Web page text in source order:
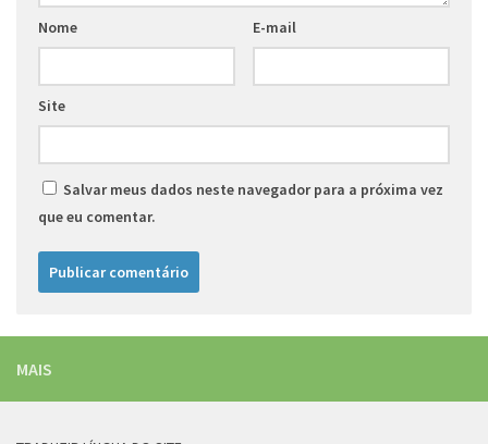
Nome E-mail
Site
Salvar meus dados neste navegador para a próxima vez
que eu comentar.
MAIS